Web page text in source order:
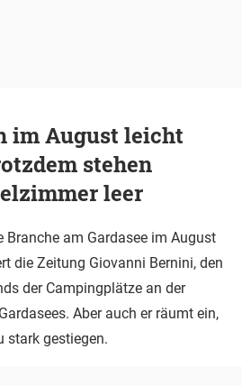
im August leicht
stehen
leer
Branche am Gardasee im August
die Zeitung Giovanni Bernini, den
der Campingplätze an der
Aber auch er räumt ein,
stark gestiegen.